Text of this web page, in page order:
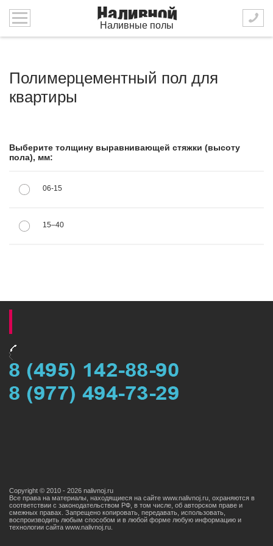
Наливные полы
Полимерцементный пол для
квартиры
Выберите толщину выравнивающей стяжки (высоту
пола), мм:
06-15
15–40
Copyright © 2010 - 2026 nalivnoj.ru
Все права на материалы, находящиеся на сайте www.nalivnoj.ru, охраняются в
соответствии с законодательством РФ, в том числе, об авторском праве и
смежных правах. Запрещено копировать, передавать, использовать,
воспроизводить любым способом и в любой форме любую информацию и
технологии сайта www.nаlivnoj.ru.